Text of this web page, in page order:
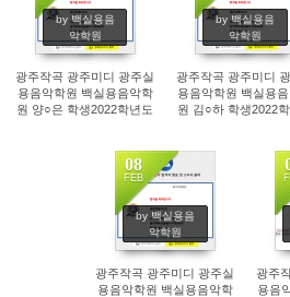
by 백실용음
악학원
178
광주작곡 광주미디 광주실
용음악학원 백실용음악학
원 양○은 학생2022학년도
by 백실용음
악학원
177
광주작곡 광주미디
용음악학원 백실용
원 김○하 학생2022
08
FEB
by 백실용음
악학원
184
광주작곡 광주미디 광주실
용음악학원 백실용음악학
광주
용음